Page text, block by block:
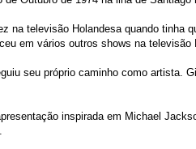
na televisão Holandesa quando
em vários outros shows na
seu próprio caminho como artista.
inspirada em Michael